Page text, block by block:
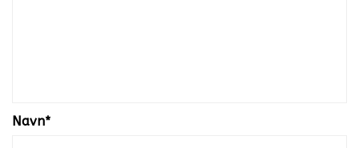
Navn*